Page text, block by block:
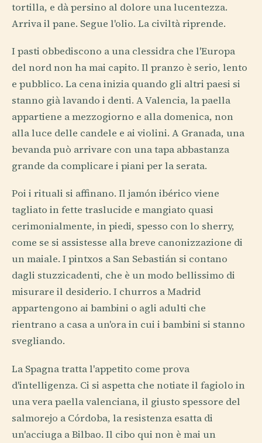
tortilla, e dà persino al dolore una lucentezza.
Arriva il pane. Segue l'olio. La civiltà riprende.
I pasti obbediscono a una clessidra che l'Europa
del nord non ha mai capito. Il pranzo è serio, lento
e pubblico. La cena inizia quando gli altri paesi si
stanno già lavando i denti. A Valencia, la paella
appartiene a mezzogiorno e alla domenica, non
alla luce delle candele e ai violini. A Granada, una
bevanda può arrivare con una tapa abbastanza
grande da complicare i piani per la serata.
Poi i rituali si affinano. Il jamón ibérico viene
tagliato in fette traslucide e mangiato quasi
cerimonialmente, in piedi, spesso con lo sherry,
come se si assistesse alla breve canonizzazione di
un maiale. I pintxos a San Sebastián si contano
dagli stuzzicadenti, che è un modo bellissimo di
misurare il desiderio. I churros a Madrid
appartengono ai bambini o agli adulti che
rientrano a casa a un'ora in cui i bambini si stanno
svegliando.
La Spagna tratta l'appetito come prova
d'intelligenza. Ci si aspetta che notiate il fagiolo in
una vera paella valenciana, il giusto spessore del
salmorejo a Córdoba, la resistenza esatta di
un'acciuga a Bilbao. Il cibo qui non è mai un